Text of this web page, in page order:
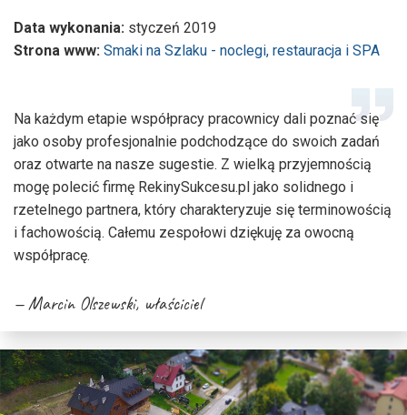
Data wykonania: styczeń 2019
Strona www: Smaki na Szlaku - noclegi, restauracja i SPA
Na każdym etapie współpracy pracownicy dali poznać się
jako osoby profesjonalnie podchodzące do swoich zadań
oraz otwarte na nasze sugestie. Z wielką przyjemnością
mogę polecić firmę RekinySukcesu.pl jako solidnego i
rzetelnego partnera, który charakteryzuje się terminowością
i fachowością. Całemu zespołowi dziękuję za owocną
współpracę.
Marcin Olszewski, właściciel